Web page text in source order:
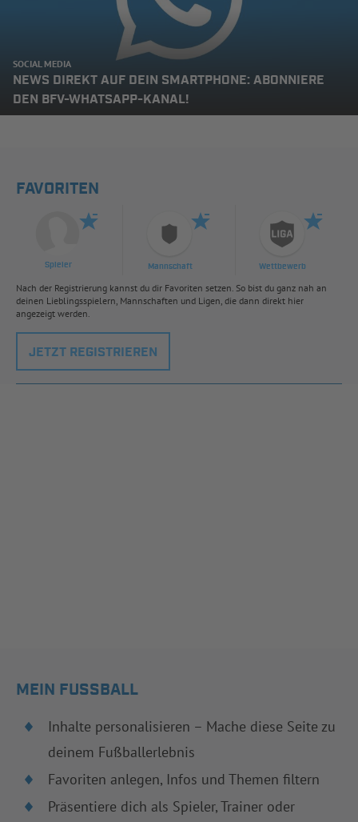
SOCIAL MEDIA
NEWS DIREKT AUF DEIN SMARTPHONE: ABONNIERE
DEN BFV-WHATSAPP-KANAL!
FAVORITEN
Spieler Mannschaft Wettbewerb
Nach der Registrierung kannst du dir Favoriten setzen. So bist du ganz nah an
deinen Lieblingsspielern, Mannschaften und Ligen, die dann direkt hier
angezeigt werden.
JETZT REGISTRIEREN
MEIN FUSSBALL
Inhalte personalisieren – Mache diese Seite zu
deinem Fußballerlebnis
Favoriten anlegen, Infos und Themen filtern
Präsentiere dich als Spieler, Trainer oder